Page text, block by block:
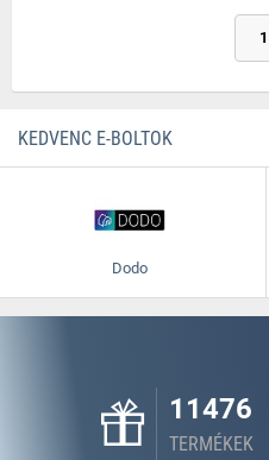
1
KEDVENC E-BOLTOK
Dodo
11476
TERMÉKEK